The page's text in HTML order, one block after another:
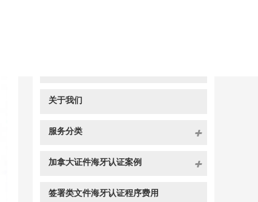
关于我们
服务分类
加拿大证件海牙认证案例
签署类文件海牙认证程序费用